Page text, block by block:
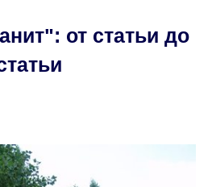
от статьи до